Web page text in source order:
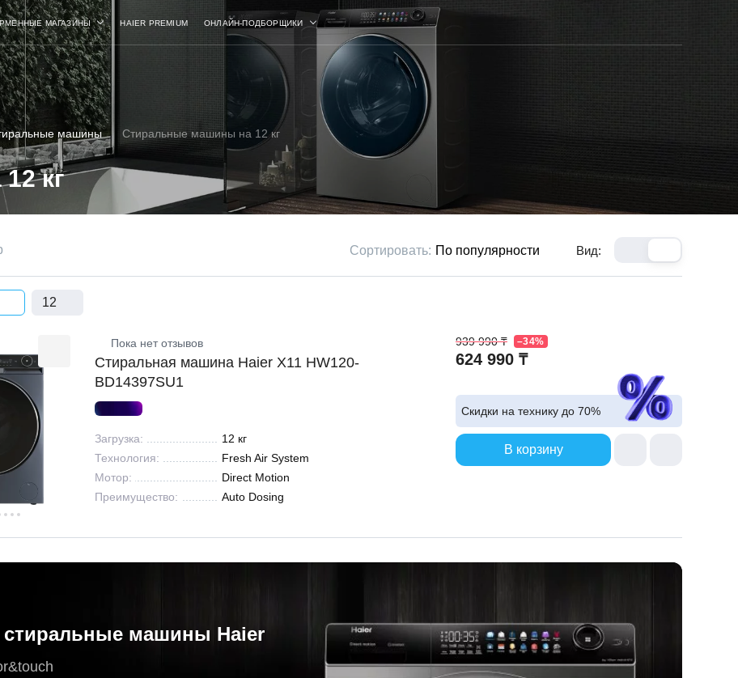
МАГАЗИНЫ HAIER PREMIUM ОНЛАЙН-ПОДБОРЩИКИ
машины Стиральные машины на 12 кг
кг
Сортировать: По популярности Вид:
12
машины Haier
Пока нет отзывов
Стиральная машина Haier X11 HW120-
BD14397SU1
Загрузка:
12 кг
Технология:
Fresh Air System
Мотор:
Direct Motion
Преимущество:
Auto Dosing
624 990 ₸
939 990 ₸ –34%
Скидки на технику до 70%
В корзину